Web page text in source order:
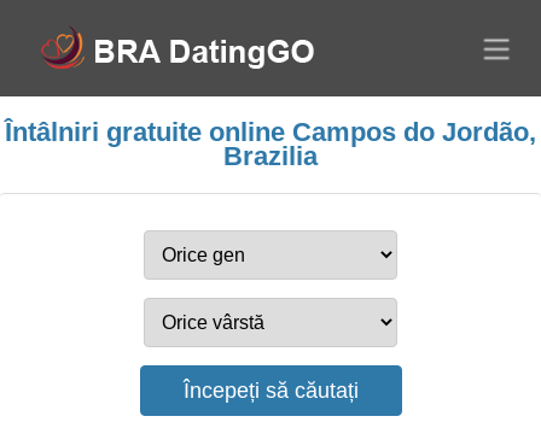
Întâlniri gratuite online Campos do Jordão,
Brazilia